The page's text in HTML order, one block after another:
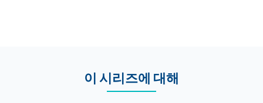
이 시리즈에 대해